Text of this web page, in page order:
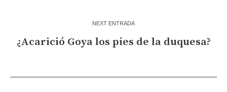
NEXT ENTRADA
¿Acarició Goya los pies de la duquesa?